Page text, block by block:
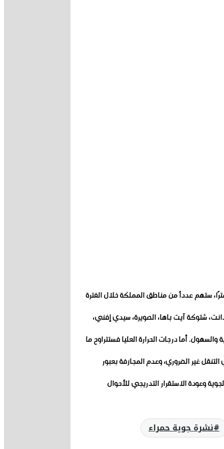
للأرصاد الجوية عن نشرة إنذارية من مستوى يقظة أحمر، بسبب توقع تساقطات مطرية قوية أحيانًا رعدية تتراوح بين 80 و120 مليمترًا، ستهم عدداً من مناطق المملكة خلال الفترة
شتوكة آيت باها، الصويرة، سيدي إفني،
بين 4 و9 درجات بالمناطق الجبلية والهضاب العليا، وبين 8 و13 درجة بالمناطق الساحلية والسهول. أما درجات الحرارة العليا فستتراوح ما
غير الضروري، وعدم المجازفة بعبور
وعودة الاستقرار التدريجي للأحوال
نشرة جوية حمراء